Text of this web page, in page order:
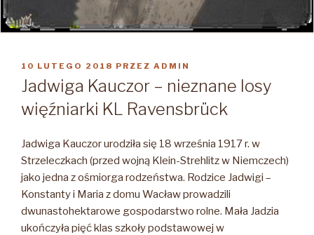
OPUBLIKOWANE
W
10 LUTEGO 2018 PRZEZ ADMIN
Jadwiga Kauczor – nieznane losy
więźniarki KL Ravensbrück
Jadwiga Kauczor urodziła się 18 września 1917 r. w
Strzeleczkach (przed wojną Klein-Strehlitz w Niemczech)
jako jedna z ośmiorga rodzeństwa. Rodzice Jadwigi –
Konstanty i Maria z domu Wacław prowadzili
dwunastohektarowe gospodarstwo rolne. Mała Jadzia
ukończyła pięć klas szkoły podstawowej w